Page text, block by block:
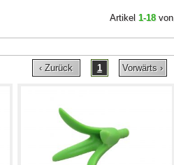
Artikel 1-18von
‹ Zurück 1 Vorwärts ›